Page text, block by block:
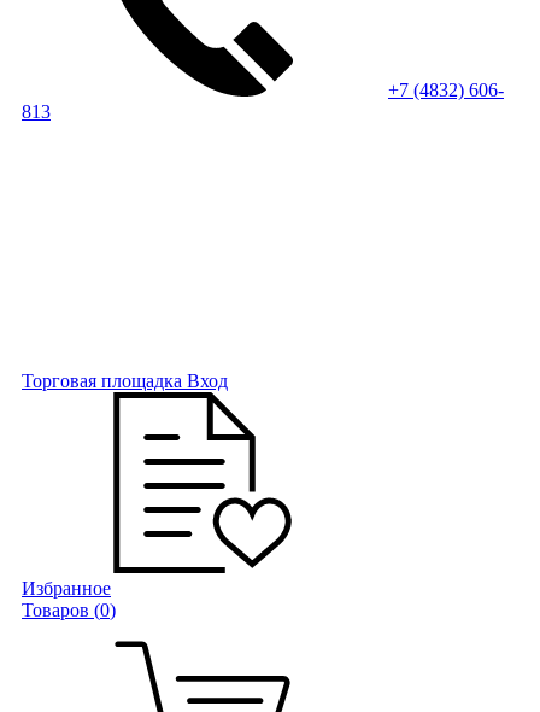
+7 (4832) 606-
813
Торговая площадка Вход
Избранное
Товаров (0)